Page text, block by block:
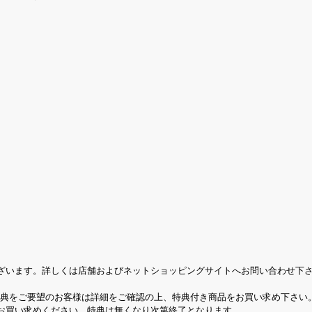
ます。詳しくは店舗およびネットショッピングサイトへお問い合わせ下さ
ご要望のお客様は詳細をご確認の上、特典付き商品をお買い求め下さい。